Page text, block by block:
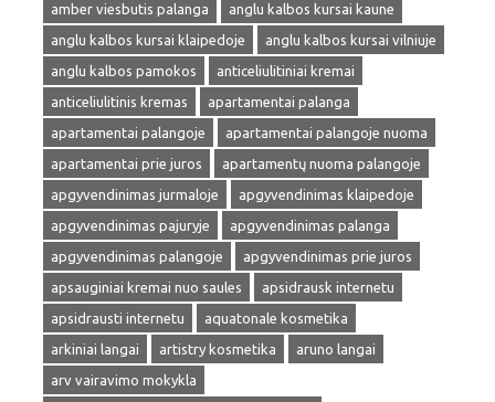
amber viesbutis palanga
anglu kalbos kursai kaune
anglu kalbos kursai klaipedoje
anglu kalbos kursai vilniuje
anglu kalbos pamokos
anticeliulitiniai kremai
anticeliulitinis kremas
apartamentai palanga
apartamentai palangoje
apartamentai palangoje nuoma
apartamentai prie juros
apartamentų nuoma palangoje
apgyvendinimas jurmaloje
apgyvendinimas klaipedoje
apgyvendinimas pajuryje
apgyvendinimas palanga
apgyvendinimas palangoje
apgyvendinimas prie juros
apsauginiai kremai nuo saules
apsidrausk internetu
apsidrausti internetu
aquatonale kosmetika
arkiniai langai
artistry kosmetika
aruno langai
arv vairavimo mokykla